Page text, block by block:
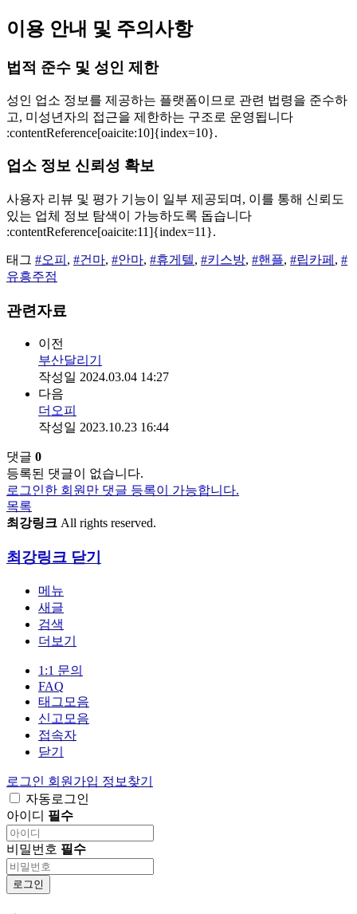
이용 안내 및 주의사항
법적 준수 및 성인 제한
성인 업소 정보를 제공하는 플랫폼이므로 관련 법령을 준수하
고, 미성년자의 접근을 제한하는 구조로 운영됩니다
:contentReference[oaicite:10]{index=10}.
업소 정보 신뢰성 확보
사용자 리뷰 및 평가 기능이 일부 제공되며, 이를 통해 신뢰도
있는 업체 정보 탐색이 가능하도록 돕습니다
:contentReference[oaicite:11]{index=11}.
태그 #오피 , #건마, #안마, #휴게텔, #키스방, #핸플, #립카페 , #
유흥주점
관련자료
이전
부산달리기
작성일 2024.03.04 14:27
다음
더오피
작성일 2023.10.23 16:44
댓글 0
등록된 댓글이 없습니다.
로그인한 회원만 댓글 등록이 가능합니다.
목록
최강링크 All rights reserved.
최강링크 닫기
메뉴
새글
검색
더보기
1:1 문의
FAQ
태그모음
신고모음
접속자
닫기
로그인 회원가입 정보찾기
자동로그인
아이디 필수
비밀번호 필수
로그인